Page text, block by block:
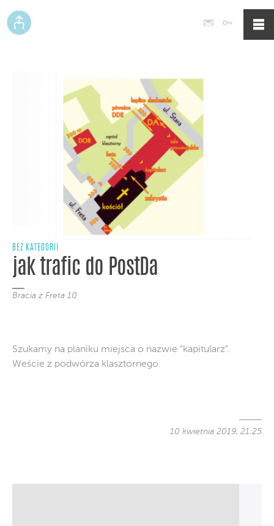
Poczta
BEZ KATEGORII
jak trafic do PostDa
Bracia z Freta 10
Szukamy na planiku miejsca o nazwie "kapitularz".
Weście z podwórza klasztornego.
10 kwietnia 2019, 21:25